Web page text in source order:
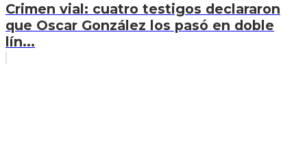
Crimen vial: cuatro testigos declararon
que Oscar González los pasó en doble
lín...